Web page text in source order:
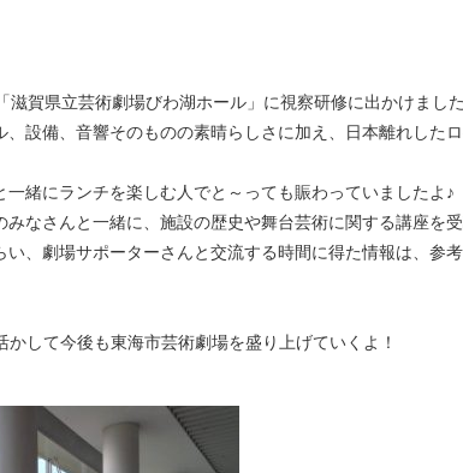
賀県立芸術劇場びわ湖ホール」に視察研修に出かけまし
設備、音響そのものの素晴らしさに加え、日本離れした
緒にランチを楽しむ人でと～っても賑わっていましたよ♪
なさんと一緒に、施設の歴史や舞台芸術に関する講座を
、劇場サポーターさんと交流する時間に得た情報は、参
して今後も東海市芸術劇場を盛り上げていくよ！